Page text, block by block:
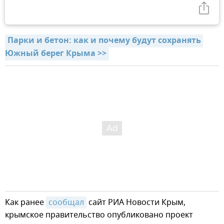
Парки и бетон: как и почему будут сохранять
Южный берег Крыма >>
Как ранее сообщал сайт РИА Новости Крым,
крымское правительство опубликовано проект